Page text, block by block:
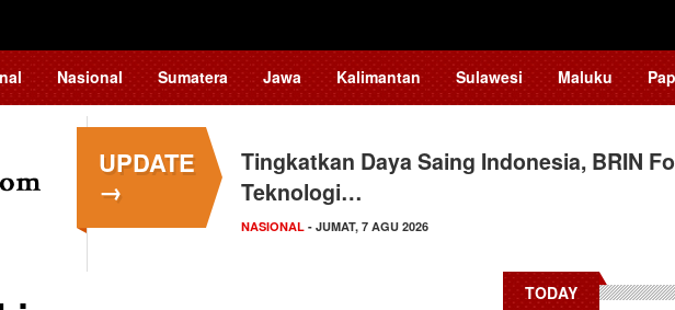
Nasional Sumatera Jawa Kalimantan Sulawesi Maluku
UPDATE
→
Menkop: Wamena Coffee Festival Jadi
Berbasis…
NASIONAL - JUMAT, 7 AGU 2026
TODAY